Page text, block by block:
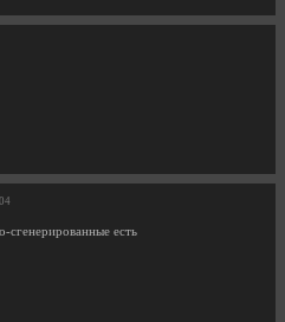
сгенерированные есть